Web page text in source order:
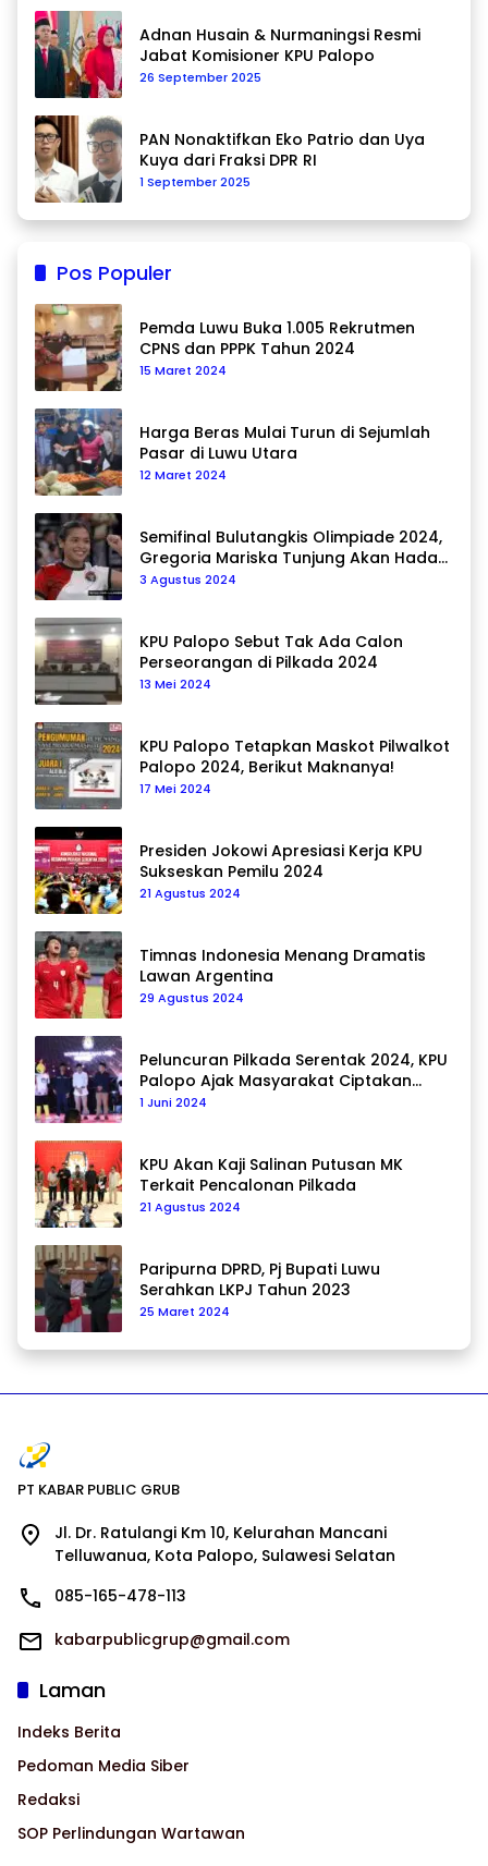
Adnan Husain & Nurmaningsi Resmi
Jabat Komisioner KPU Palopo
26 September 2025
PAN Nonaktifkan Eko Patrio dan Uya
Kuya dari Fraksi DPR RI
1 September 2025
Pos Populer
Pemda Luwu Buka 1.005 Rekrutmen
CPNS dan PPPK Tahun 2024
15 Maret 2024
Harga Beras Mulai Turun di Sejumlah
Pasar di Luwu Utara
12 Maret 2024
Semifinal Bulutangkis Olimpiade 2024,
Gregoria Mariska Tunjung Akan Hadapi
Pemain Asal Korea Selatan
3 Agustus 2024
KPU Palopo Sebut Tak Ada Calon
Perseorangan di Pilkada 2024
13 Mei 2024
KPU Palopo Tetapkan Maskot Pilwalkot
Palopo 2024, Berikut Maknanya!
17 Mei 2024
Presiden Jokowi Apresiasi Kerja KPU
Sukseskan Pemilu 2024
21 Agustus 2024
Timnas Indonesia Menang Dramatis
Lawan Argentina
29 Agustus 2024
Peluncuran Pilkada Serentak 2024, KPU
Palopo Ajak Masyarakat Ciptakan
Pilkada Damai
1 Juni 2024
KPU Akan Kaji Salinan Putusan MK
Terkait Pencalonan Pilkada
21 Agustus 2024
Paripurna DPRD, Pj Bupati Luwu
Serahkan LKPJ Tahun 2023
25 Maret 2024
PT KABAR PUBLIC GRUB
Jl. Dr. Ratulangi Km 10, Kelurahan Mancani
Telluwanua, Kota Palopo, Sulawesi Selatan
085-165-478-113
kabarpublicgrup@gmail.com
Laman
Indeks Berita
Pedoman Media Siber
Redaksi
SOP Perlindungan Wartawan